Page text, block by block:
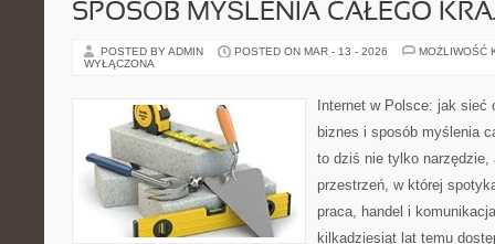
SPOSÓB MYŚLENIA CAŁEGO
POSTED BY ADMIN POSTED ON MAR - 13 - 2026
MOŻLIWOŚĆ
WYŁĄCZONA
Internet w Polsce: jak sieć
biznes i sposób myślenia
to dziś nie tylko narzędzie,
przestrzeń, w której
praca, handel i
kilkadziesiąt lat temu